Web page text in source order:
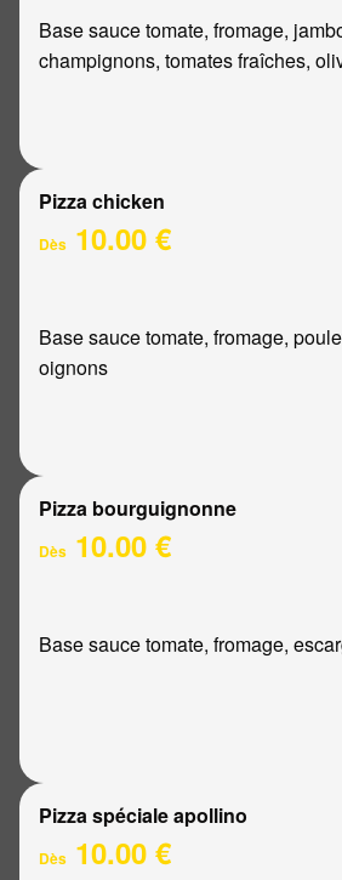
Base sauce tomate, fromage,
champignons, tomates fraîches,
Pizza chicken
Dès 10.00 €
Base sauce tomate, fromage,
oignons
Pizza bourguignonne
Dès 10.00 €
Base sauce tomate, fromage,
Pizza spéciale apollino
Dès 10.00 €